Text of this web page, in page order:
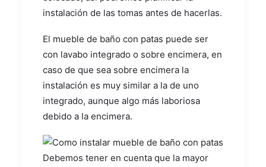
instalación de las tomas antes de hacerlas.
El mueble de baño con patas puede ser
con lavabo integrado o sobre encimera, en
caso de que sea sobre encimera la
instalación es muy similar a la de uno
integrado, aunque algo más laboriosa
debido a la encimera.
Debemos tener en cuenta que la mayor